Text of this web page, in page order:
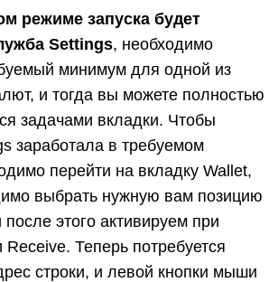
режиме запуска будет
Settings, необходимо
минимум для одной из
и тогда вы можете полностью
задачами вкладки. Чтобы
заработала в требуемом
перейти на вкладку Wallet,
выбрать нужную вам позицию
после этого активируем при
Теперь потребуется
строки, и левой кнопки мыши